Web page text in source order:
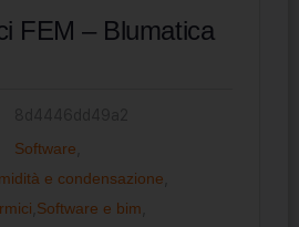
FEM – Blumatica
Software
e condensazione
Software e bim